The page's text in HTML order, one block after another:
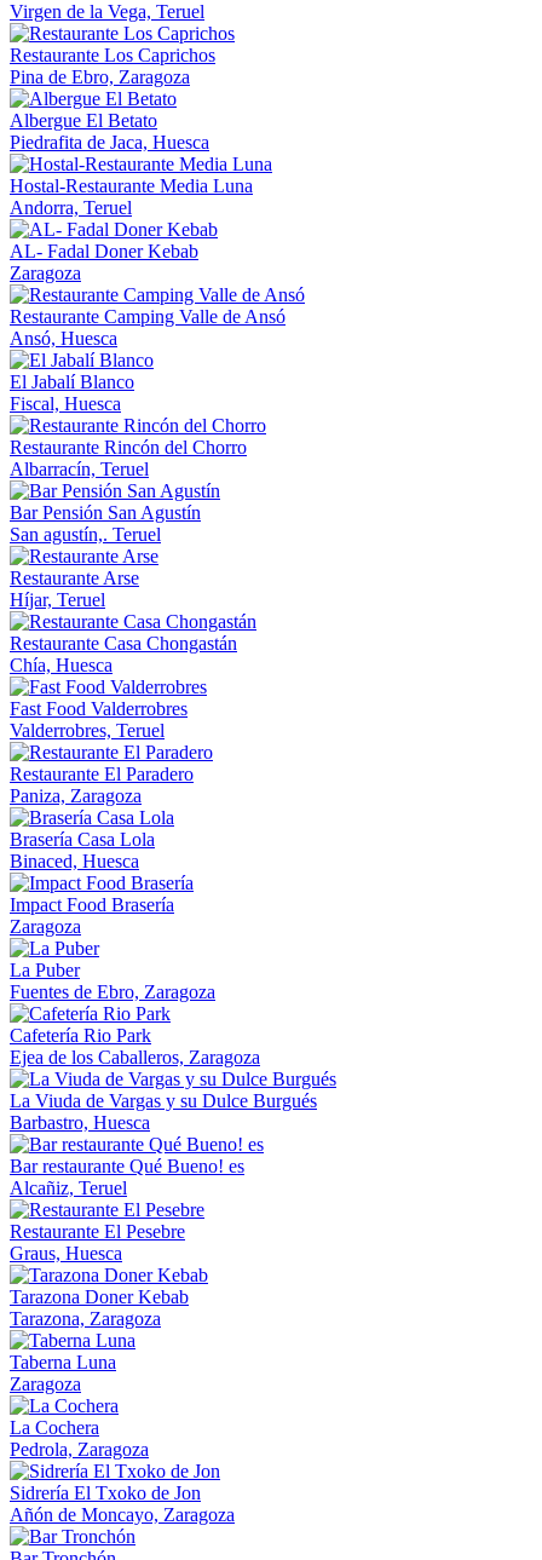
Virgen de la Vega, Teruel
Restaurante Los Caprichos
Pina de Ebro, Zaragoza
Albergue El Betato
Piedrafita de Jaca, Huesca
Hostal-Restaurante Media Luna
Andorra, Teruel
AL- Fadal Doner Kebab
Zaragoza
Restaurante Camping Valle de Ansó
Ansó, Huesca
El Jabalí Blanco
Fiscal, Huesca
Restaurante Rincón del Chorro
Albarracín, Teruel
Bar Pensión San Agustín
San agustín,. Teruel
Restaurante Arse
Híjar, Teruel
Restaurante Casa Chongastán
Chía, Huesca
Fast Food Valderrobres
Valderrobres, Teruel
Restaurante El Paradero
Paniza, Zaragoza
Brasería Casa Lola
Binaced, Huesca
Impact Food Brasería
Zaragoza
La Puber
Fuentes de Ebro, Zaragoza
Cafetería Rio Park
Ejea de los Caballeros, Zaragoza
La Viuda de Vargas y su Dulce Burgués
Barbastro, Huesca
Bar restaurante Qué Bueno! es
Alcañiz, Teruel
Restaurante El Pesebre
Graus, Huesca
Tarazona Doner Kebab
Tarazona, Zaragoza
Taberna Luna
Zaragoza
La Cochera
Pedrola, Zaragoza
Sidrería El Txoko de Jon
Añón de Moncayo, Zaragoza